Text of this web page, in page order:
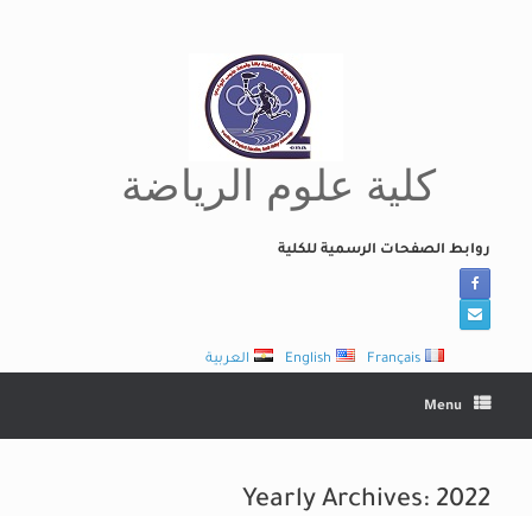
كلية علوم الرياضة
روابط الصفحات الرسمية للكلية
العربية English Français
Menu
Yearly Archives: 2022